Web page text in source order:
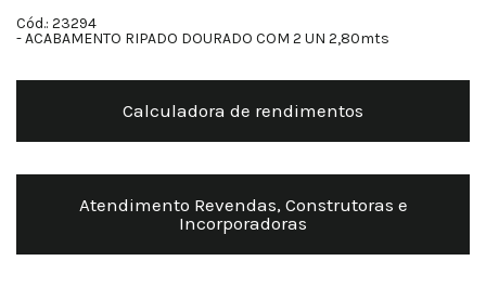
Cód.: 23294
- ACABAMENTO RIPADO DOURADO COM 2 UN 2,80mts
Calculadora de rendimentos
Atendimento Revendas, Construtoras e
Incorporadoras